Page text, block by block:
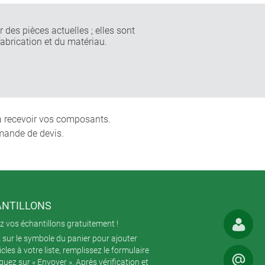
des pièces actuelles ; elles sont
et du matériau.
recevoir vos composants.
de devis.
vos échantillons gratuitement !
sur le symbole du panier pour ajouter
à votre liste, remplissez le formulaire
sur « Envoyer ». Après vérification et